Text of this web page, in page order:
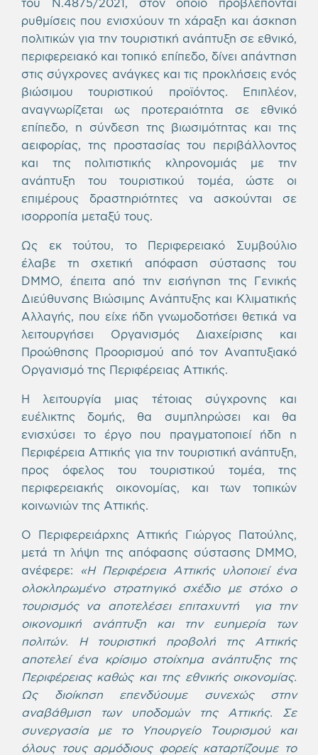
του Ν.4875/2021, στον οποίο προβλέπονται
ρυθμίσεις που ενισχύουν τη χάραξη και άσκηση
πολιτικών για την τουριστική ανάπτυξη σε εθνικό,
περιφερειακό και τοπικό επίπεδο, δίνει απάντηση
στις σύγχρονες ανάγκες και τις προκλήσεις ενός
βιώσιμου τουριστικού προϊόντος. Επιπλέον,
αναγνωρίζεται ως προτεραιότητα σε εθνικό
επίπεδο, η σύνδεση της βιωσιμότητας και της
αειφορίας, της προστασίας του περιβάλλοντος
και της πολιτιστικής κληρονομιάς με την
ανάπτυξη του τουριστικού τομέα, ώστε οι
επιμέρους δραστηριότητες να ασκούνται σε
ισορροπία μεταξύ τους.
Ως εκ τούτου, το Περιφερειακό Συμβούλιο
έλαβε τη σχετική απόφαση σύστασης του
DMMO, έπειτα από την εισήγηση της Γενικής
Διεύθυνσης Βιώσιμης Ανάπτυξης και Κλιματικής
Αλλαγής, που είχε ήδη γνωμοδοτήσει θετικά να
λειτουργήσει Οργανισμός Διαχείρισης και
Προώθησης Προορισμού από τον Αναπτυξιακό
Οργανισμό της Περιφέρειας Αττικής.
Η λειτουργία μιας τέτοιας σύγχρονης και
ευέλικτης δομής, θα συμπληρώσει και θα
ενισχύσει το έργο που πραγματοποιεί ήδη η
Περιφέρεια Αττικής για την τουριστική ανάπτυξη,
προς όφελος του τουριστικού τομέα, της
περιφερειακής οικονομίας, και των τοπικών
κοινωνιών της Αττικής.
Ο Περιφερειάρχης Αττικής Γιώργος Πατούλης,
μετά τη λήψη της απόφασης σύστασης DMMO,
ανέφερε:
«Η Περιφέρεια Αττικής υλοποιεί ένα
ολοκληρωμένο στρατηγικό σχέδιο με στόχο ο
τουρισμός να αποτελέσει επιταχυντή για την
οικονομική ανάπτυξη και την ευημερία των
πολιτών. Η τουριστική προβολή της Αττικής
αποτελεί ένα κρίσιμο στοίχημα ανάπτυξης της
Περιφέρειας καθώς και της εθνικής οικονομίας.
Ως διοίκηση επενδύουμε συνεχώς στην
αναβάθμιση των υποδομών της Αττικής. Σε
συνεργασία με το Υπουργείο Τουρισμού και
όλους τους αρμόδιους φορείς καταρτίζουμε το